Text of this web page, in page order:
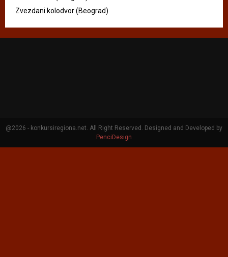
Zvezdani kolodvor (Beograd)
@2026 - konkursiregiona.net. All Right Reserved. Designed and Developed by
PenciDesign